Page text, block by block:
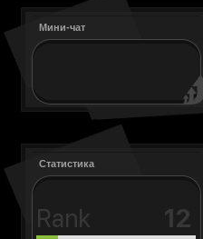
Мини-чат
Статистика